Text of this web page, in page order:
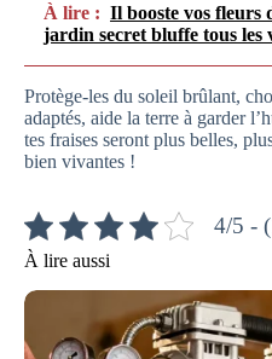
À lire : Il booste vos fleurs
jardin secret bluffe tous les
Protège-les du soleil brûlant,
adaptés, aide la terre à garder
tes fraises seront plus belles,
bien vivantes !
4/5 -
À lire aussi